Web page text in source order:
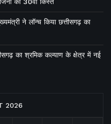
ने लॉन्च किया छत्तीसगढ़ का
का श्रमिक कल्याण के क्षेत्र में नई
2026